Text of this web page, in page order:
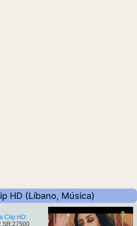
HD (Líbano, Música)
Clip HD:
SR:27500